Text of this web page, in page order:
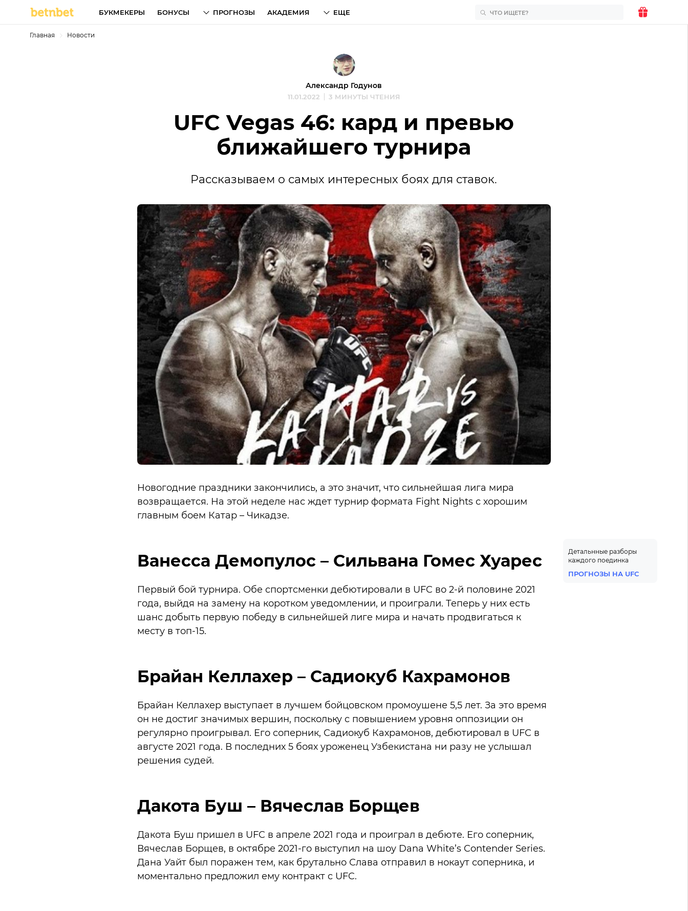
БУКМЕКЕРЫ БОНУСЫ ПРОГНОЗЫ АКАДЕМИЯ ЕЩЕ
Главная Новости
Александр Годунов
11.01.2022 3 МИНУТЫ ЧТЕНИЯ
UFC Vegas 46: кард и превью
ближайшего турнира
Рассказываем о самых интересных боях для ставок.
Новогодние праздники закончились, а это значит, что сильнейшая лига мира
возвращается. На этой неделе нас ждет турнир формата Fight Nights с хорошим
главным боем Катар – Чикадзе.
Детальнные разборы
каждого поединка
ПРОГНОЗЫ НА UFC
Ванесса Демопулос – Сильвана Гомес Хуарес
Первый бой турнира. Обе спортсменки дебютировали в UFC во 2-й половине 2021
года, выйдя на замену на коротком уведомлении, и проиграли. Теперь у них есть
шанс добыть первую победу в сильнейшей лиге мира и начать продвигаться к
месту в топ-15.
Брайан Келлахер – Садиокуб Кахрамонов
Брайан Келлахер выступает в лучшем бойцовском промоушене 5,5 лет. За это время
он не достиг значимых вершин, поскольку с повышением уровня оппозиции он
регулярно проигрывал. Его соперник, Садиокуб Кахрамонов, дебютировал в UFC в
августе 2021 года. В последних 5 боях уроженец Узбекистана ни разу не услышал
решения судей.
Дакота Буш – Вячеслав Борщев
Дакота Буш пришел в UFC в апреле 2021 года и проиграл в дебюте. Его соперник,
Вячеслав Борщев, в октябре 2021-го выступил на шоу Dana White’s Contender Series.
Дана Уайт был поражен тем, как брутально Слава отправил в нокаут соперника, и
моментально предложил ему контракт с UFC.